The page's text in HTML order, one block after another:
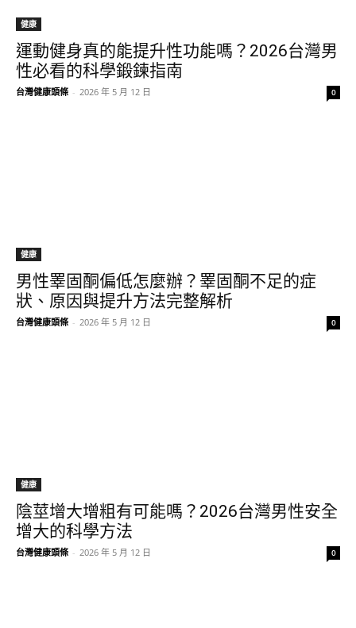
健康
運動健身真的能提升性功能嗎？2026台灣男
性必看的科學鍛鍊指南
台灣健康頭條 - 2026 年 5 月 12 日 0
健康
男性睪固酮偏低怎麼辦？睪固酮不足的症
狀、原因與提升方法完整解析
台灣健康頭條 - 2026 年 5 月 12 日 0
健康
陰莖增大增粗有可能嗎？2026台灣男性安全
增大的科學方法
台灣健康頭條 - 2026 年 5 月 12 日 0